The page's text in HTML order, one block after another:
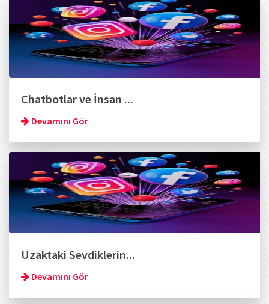
Chatbotlar ve İnsan ...
Devamını Gör
Uzaktaki Sevdiklerin...
Devamını Gör